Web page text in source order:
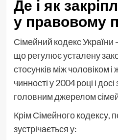
Де і як
у правовому
Сімейний кодекс
що регулює усталену
стосунків між чоловіком
чинності у 2004 році і
головним джерелом
Крім Сімейного кодексу,
зустрічається у: